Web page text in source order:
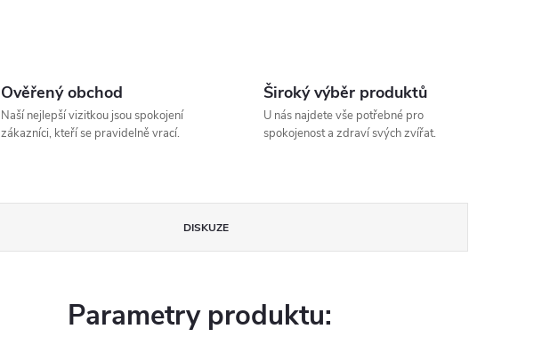
Ověřený obchod
Naší nejlepší vizitkou jsou spokojení
zákazníci, kteří se pravidelně vrací.
Široký výběr produktů
U nás najdete vše potřebné pro
spokojenost a zdraví svých zvířat.
DISKUZE
Parametry produktu: